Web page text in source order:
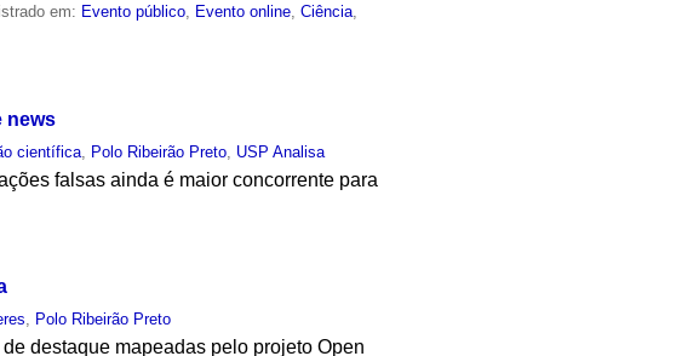
em: Evento público Evento online ,Ciência
news
científica Polo Ribeirão Preto USP Analisa
falsas ainda é maior concorrente para
, Polo Ribeirão Preto
destaque mapeadas pelo projeto Open